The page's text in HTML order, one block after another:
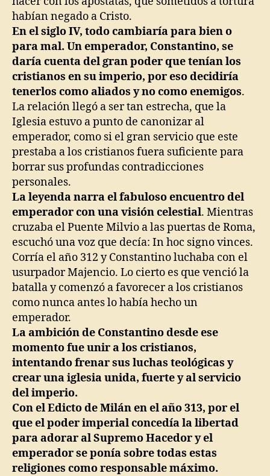
habían negado a Cristo.
En el siglo IV, todo cambiaría para bien o
para mal. Un emperador, Constantino, se
daría cuenta del gran poder que tenían los
cristianos en su imperio, por eso decidiría
tenerlos como aliados y no como enemigos.
La relación llegó a ser tan estrecha, que la
Iglesia estuvo a punto de canonizar al
emperador, como si el gran servicio que este
prestaba a los cristianos fuera suficiente para
borrar sus profundas contradicciones
personales.
La leyenda narra el fabuloso encuentro del
emperador con una visión celestial. Mientras
cruzaba el Puente Milvio a las puertas de Roma,
escuchó una voz que decía: In hoc signo vinces.
Corría el año 312 y Constantino luchaba con el
usurpador Majencio. Lo cierto es que venció la
batalla y comenzó a favorecer a los cristianos
como nunca antes lo había hecho un
emperador.
La ambición de Constantino desde ese
momento fue unir a los cristianos,
intentando frenar sus luchas teológicas y
crear una iglesia unida, fuerte y al servicio
del imperio.
Con el Edicto de Milán en el año 313, por el
que el poder imperial concedía la libertad
para adorar al Supremo Hacedor y el
emperador se ponía sobre todas estas
religiones como responsable máximo.